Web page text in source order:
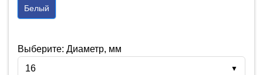
Белый
Выберите: Диаметр, мм
16
▼